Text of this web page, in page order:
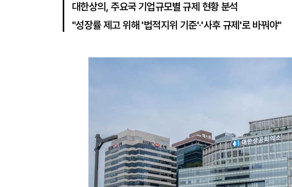
대한상의, 주요국 기업규모별 규제 현황 분석
"성장률 제고 위해 '법적지위 기준'·'사후 규제'로 바꿔야"